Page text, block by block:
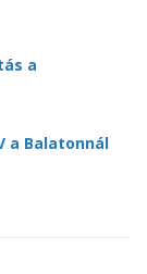
a
a Balatonnál